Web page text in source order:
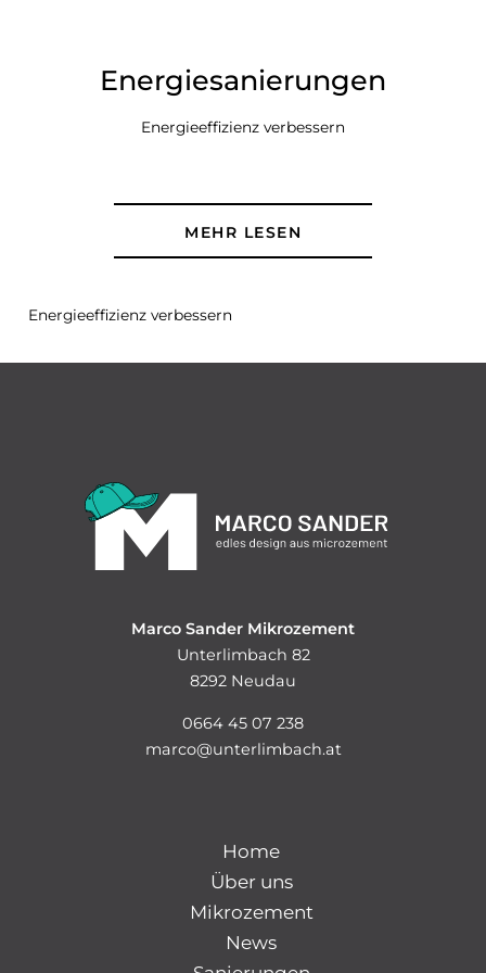
Energiesanierungen
Energieeffizienz verbessern
MEHR LESEN
Energieeffizienz verbessern
Marco Sander Mikrozement
Unterlimbach 82
8292 Neudau
0664 45 07 238
marco@unterlimbach.at
Home
Über uns
Mikrozement
News